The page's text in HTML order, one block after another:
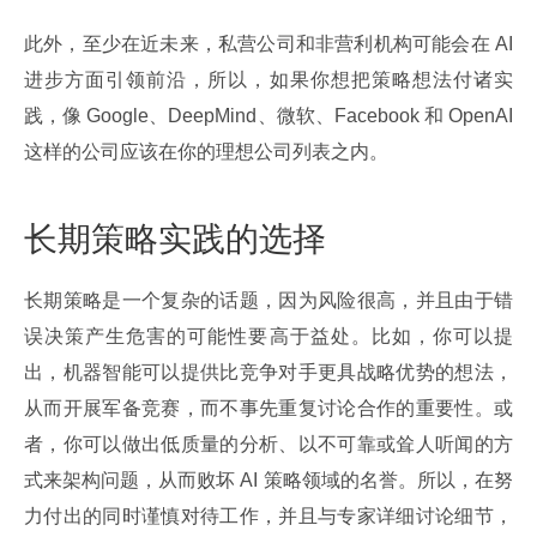
此外，至少在近未来，私营公司和非营利机构可能会在 AI
进步方面引领前沿，所以，如果你想把策略想法付诸实
践，像 Google、DeepMind、微软、Facebook 和 OpenAI
这样的公司应该在你的理想公司列表之内。
长期策略实践的选择
长期策略是一个复杂的话题，因为风险很高，并且由于错
误决策产生危害的可能性要高于益处。比如，你可以提
出，机器智能可以提供比竞争对手更具战略优势的想法，
从而开展军备竞赛，而不事先重复讨论合作的重要性。或
者，你可以做出低质量的分析、以不可靠或耸人听闻的方
式来架构问题，从而败坏 AI 策略领域的名誉。所以，在努
力付出的同时谨慎对待工作，并且与专家详细讨论细节，